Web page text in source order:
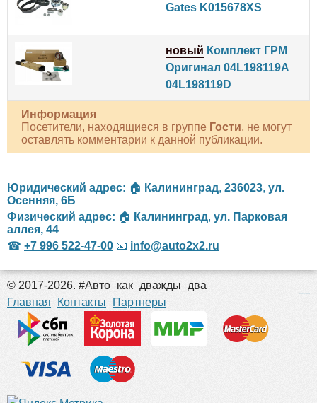
Gates K015678XS
новый Комплект ГРМ
Оригинал 04L198119A
04L198119D
Информация
Посетители, находящиеся в группе Гости, не могут
оставлять комментарии к данной публикации.
Юридический адрес: 🏠 Калининград, 236023, ул.
Осенняя, 6Б
Физический адрес: 🏠 Калининград, ул. Парковая
аллея, 44
☎ +7 996 522-47-00 📧 info@auto2x2.ru
© 2017-2026. #Авто_как_дважды_два
Главная
Контакты Партнеры